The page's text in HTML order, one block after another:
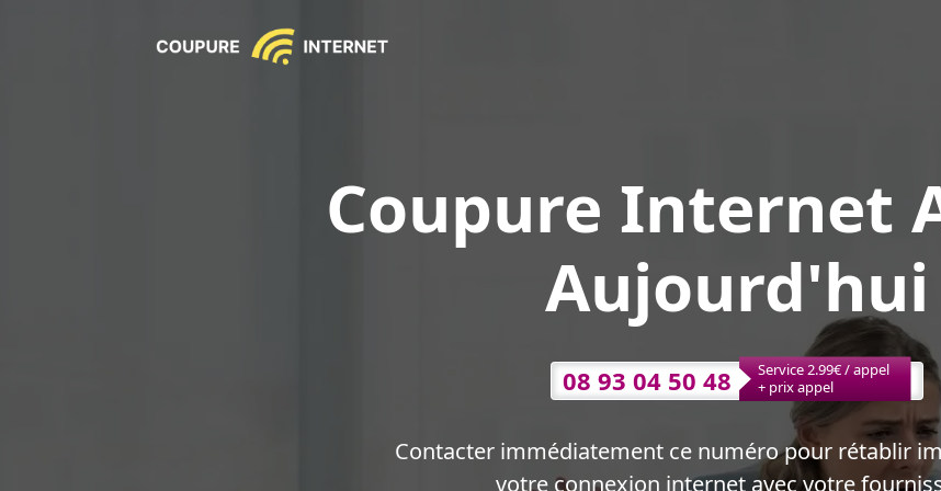
Coupure Internet
Aujourd'hui
08 93 04 50 48
Service 2.99€ / appel
+ prix appel
Contacter immédiatement ce numéro pour rétablir
votre connexion internet avec votre